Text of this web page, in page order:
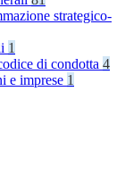
strategico-
1
di condotta 4
e imprese 1